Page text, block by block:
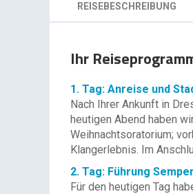
REISEBESCHREIBUNG
Ihr
1. Tag: Anreise und
Nach Ihrer Ankunft in
heutigen Abend haben
Weihnachtsoratorium;
Klangerlebnis. Im
2. Tag: Führung
Für den heutigen Tag